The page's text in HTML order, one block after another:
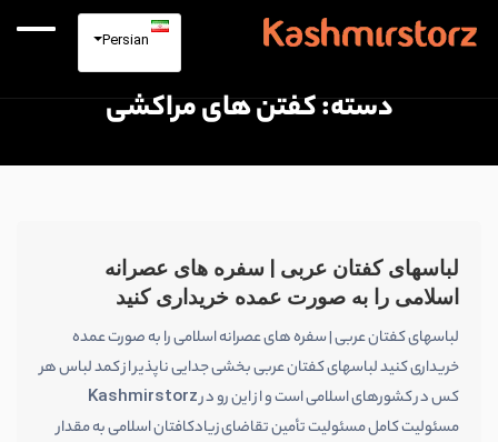
دسته:كفتن های مراكشی
لباسهای کفتان عربی | سفره های عصرانه
اسلامی را به صورت عمده خریداری کنید
لباسهای کفتان عربی | سفره های عصرانه اسلامی را به صورت عمده
خریداری کنید لباسهای کفتان عربی بخشی جدایی ناپذیر از کمد لباس هر
کس در کشورهای اسلامی است و از این رو در Kashmirstorz
مسئولیت کامل مسئولیت تأمین تقاضای زیادکافتان اسلامی به مقدار